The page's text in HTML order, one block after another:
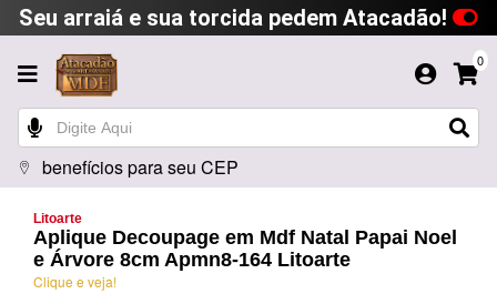
Seu arraiá e sua torcida pedem Atacadão!
0
benefícios para seu CEP
Litoarte
Aplique Decoupage em Mdf Natal Papai Noel
e Árvore 8cm Apmn8-164 Litoarte
Clique e veja!